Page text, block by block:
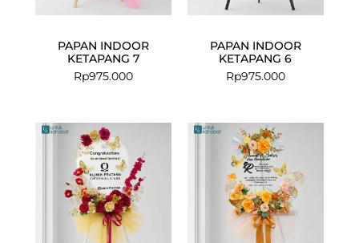
PAPAN INDOOR
KETAPANG 7
Rp975.000
PAPAN INDOOR
KETAPANG 6
Rp975.000